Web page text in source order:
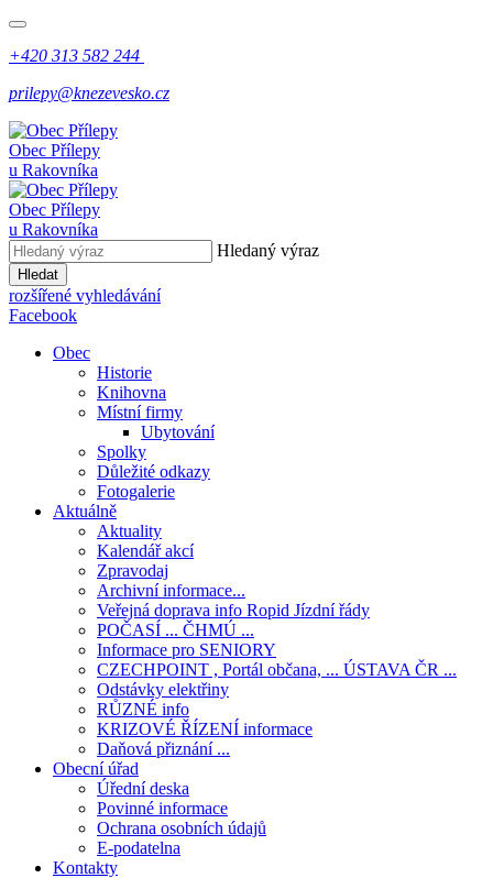
+420 313 582 244
prilepy@knezevesko.cz
Obec Přílepy
u Rakovníka
Obec Přílepy
u Rakovníka
Hledaný výraz
Hledat
rozšířené vyhledávání
Facebook
Obec
Historie
Knihovna
Místní firmy
Ubytování
Spolky
Důležité odkazy
Fotogalerie
Aktuálně
Aktuality
Kalendář akcí
Zpravodaj
Archivní informace...
Veřejná doprava info Ropid Jízdní řády
POČASÍ ... ČHMÚ ...
Informace pro SENIORY
CZECHPOINT , Portál občana, ... ÚSTAVA ČR ...
Odstávky elektřiny
RŮZNÉ info
KRIZOVÉ ŘÍZENÍ informace
Daňová přiznání ...
Obecní úřad
Úřední deska
Povinné informace
Ochrana osobních údajů
E-podatelna
Kontakty